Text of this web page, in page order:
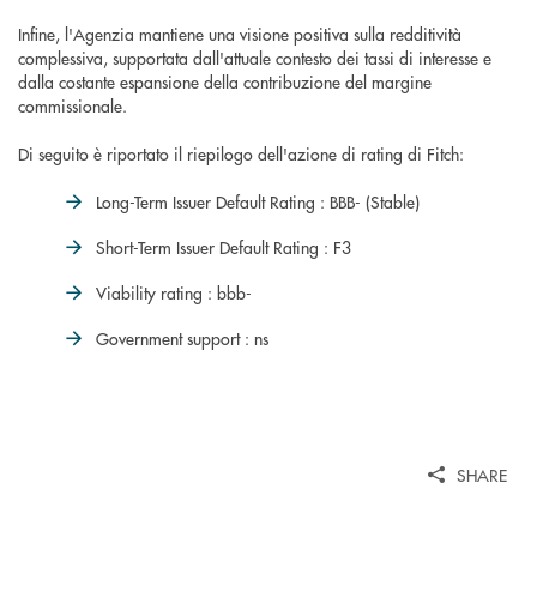
Infine, l'Agenzia mantiene una visione positiva sulla redditività
complessiva, supportata dall'attuale contesto dei tassi di interesse e
dalla costante espansione della contribuzione del margine
commissionale.
Di seguito è riportato il riepilogo dell'azione di rating di Fitch:
Long-Term Issuer Default Rating : BBB- (Stable)
Short-Term Issuer Default Rating : F3
Viability rating : bbb-
Government support : ns
SHARE